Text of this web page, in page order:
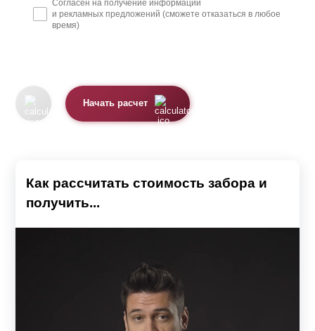
Согласен на получение информации
и рекламных предложений (сможете отказаться в любое
время)
Начать расчет
Как рассчитать стоимость забора и
получить...